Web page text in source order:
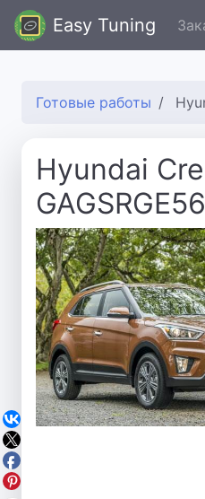
Easy Tuning
Готовые работы
Hyundai